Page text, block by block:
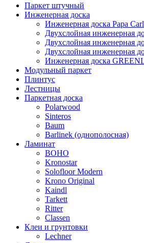
Паркет штучный
Инженерная доска
Инженерная доска Papa
Двухслойная инженерная
Двухслойная инженерная
Двухслойная инженерная
Инженерная доска
Модульный паркет
Плинтус
Лестницы
Паркетная доска
Polarwood
Sinteros
Baum
Barlinek (однополосная)
Ламинат
BOHO
Kronostar
Solofloor Modern
Krono Original
Kaindl
Tarkett
Ritter
Classen
Клеи и грунтовки
Lechner